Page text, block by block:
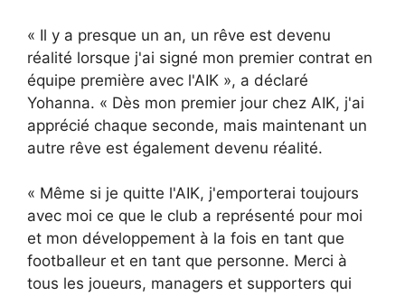
« Il y a presque un an, un rêve est devenu
réalité lorsque j'ai signé mon premier contrat en
équipe première avec l'AIK », a déclaré
Yohanna. « Dès mon premier jour chez AIK, j'ai
apprécié chaque seconde, mais maintenant un
autre rêve est également devenu réalité.
« Même si je quitte l'AIK, j'emporterai toujours
avec moi ce que le club a représenté pour moi
et mon développement à la fois en tant que
footballeur et en tant que personne. Merci à
tous les joueurs, managers et supporters qui